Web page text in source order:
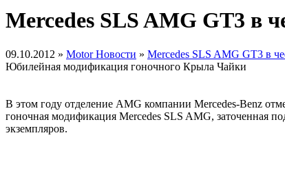
Mercedes SLS AMG GT3 в
09.10.2012 » Motor Новости » Mercedes SLS AMG GT3 в
Юбилейная модификация гоночного Крыла Чайки
В этом году отделение AMG компании Mercedes-Benz
гоночная модификация Mercedes SLS AMG, заточенная
экземпляров.